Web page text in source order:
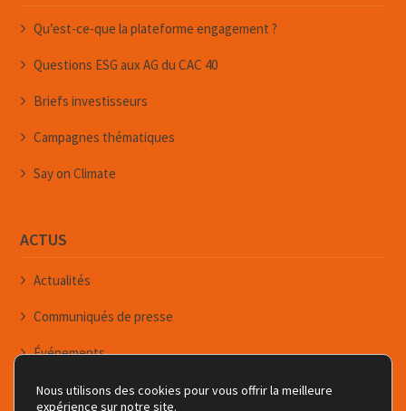
Qu’est-ce-que la plateforme engagement ?
Questions ESG aux AG du CAC 40
Briefs investisseurs
Campagnes thématiques
Say on Climate
ACTUS
Actualités
Communiqués de presse
Événements
Newsletters
Nous utilisons des cookies pour vous offrir la meilleure
expérience sur notre site.